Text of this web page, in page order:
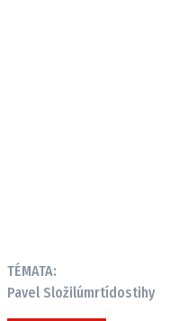
TÉMATA:
Pavel Složilúmrtídostihy